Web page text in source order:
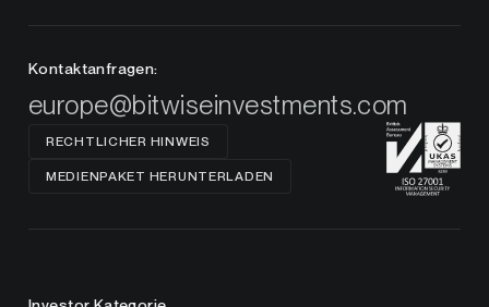
Kontaktanfragen:
europe@bitwiseinvestments.com
RECHTLICHER HINWEIS
MEDIENPAKET HERUNTERLADEN